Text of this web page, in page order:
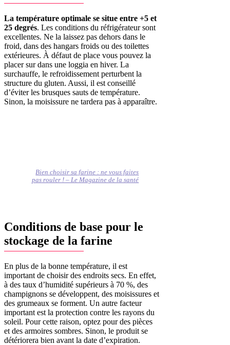
La température optimale se situe entre +5 et
25 degrés. Les conditions du réfrigérateur sont
excellentes. Ne la laissez pas dehors dans le
froid, dans des hangars froids ou des toilettes
extérieures. À défaut de place vous pouvez la
placer sur dans une loggia en hiver. La
surchauffe, le refroidissement perturbent la
structure du gluten. Aussi, il est conseillé
d’éviter les brusques sauts de température.
Sinon, la moisissure ne tardera pas à apparaître.
Bien choisir sa farine : ne vous faites
pas rouler ! – Le Magazine de la santé
Conditions de base pour le
stockage de la farine
En plus de la bonne température, il est
important de choisir des endroits secs. En effet,
à des taux d’humidité supérieurs à 70 %, des
champignons se développent, des moisissures et
des grumeaux se forment. Un autre facteur
important est la protection contre les rayons du
soleil. Pour cette raison, optez pour des pièces
et des armoires sombres. Sinon, le produit se
détériorera bien avant la date d’expiration.